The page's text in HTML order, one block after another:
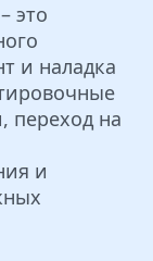
это
и наладка
переход на
и